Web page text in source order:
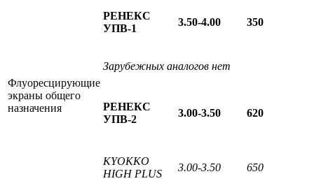
Флуоресцирующие
экраны общего
назначения
РЕНЕКС
УПВ-1
3.50-4.00 350
Зарубежных аналогов нет
РЕНЕКС
УПВ-2
3.00-3.50 620
KYOKKO
HIGH PLUS
3.00-3.50 650